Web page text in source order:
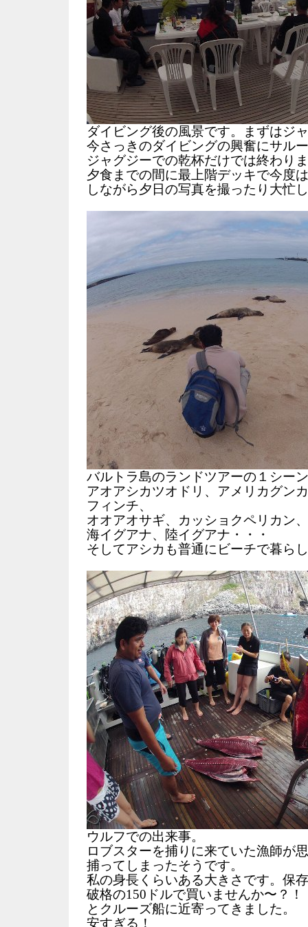
ダイビング後の風景です。まずはジ
今さっきのダイビングの興奮にサル
ジャグジーでの乾杯だけでは終わり
夕食までの間に最上階デッキで今度
しながら夕日の写真を撮ったり大忙
バルトラ島のランドツアーの１シー
アオアシカツオドリ、アメリカグン
フィンチ、
オオアオサギ、カッショクペリカン、
海イグアナ、陸イグアナ・・・
そしてアシカも普通にビーチで暮ら
ウルフでの出来事。
ロブスターを捕りに来ていた漁師が
捕ってしまったそうです。
私の身長くらいある大きさです。保
破格の150ドルで買いませんか〜？！
とクルーズ船に近寄ってきました。
安すぎる！